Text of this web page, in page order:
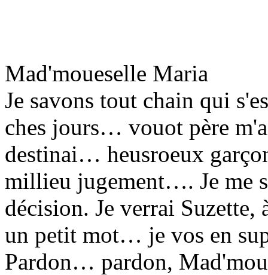
Mad'moueselle Maria
Je savons tout chain qui
ches jours… vouot père
destinai… heusroeux
millieu jugement…. Je me
décision. Je verrai
un petit mot… je vos en
Pardon… pardon,